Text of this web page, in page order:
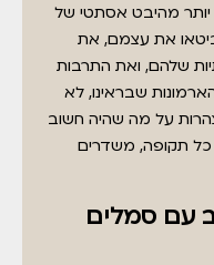
יותר מהיבט אסתטי של
את עצמם, את
שלהם, ואת התרבות
שבראינו, לא
על מה שהיה חשוב
כל תקופה, משדרים
עם סמלים